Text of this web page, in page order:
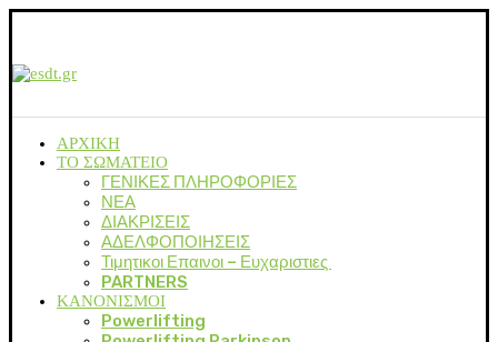
ΑΡΧΙΚΗ
ΤΟ ΣΩΜΑΤΕΙΟ
ΓΕΝΙΚΕΣ ΠΛΗΡΟΦΟΡΙΕΣ
ΝΕΑ
ΔΙΑΚΡΙΣΕΙΣ
ΑΔΕΛΦΟΠΟΙΗΣΕΙΣ
Τιμητικοι Επαινοι – Ευχαριστιες
PARTNERS
ΚΑΝΟΝΙΣΜΟΙ
Powerlifting